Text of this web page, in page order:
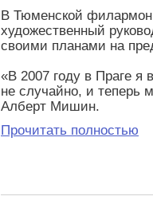
В Тюменской
художественный
своими планами на
«В 2007 году в Праге я
не случайно, и теперь
Алберт Мишин.
Прочитать полностью